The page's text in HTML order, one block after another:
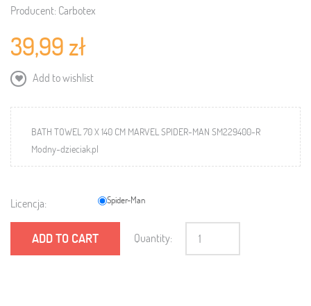
Producent: Carbotex
39,99 zł
Add to wishlist
BATH TOWEL 70 X 140 CM MARVEL SPIDER-MAN SM229400-R
Modny-dzieciak.pl
Licencja: Spider-Man
ADD TO CART Quantity: